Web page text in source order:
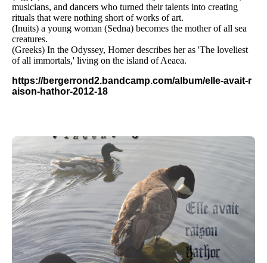
musicians, and dancers who turned their talents into creating
rituals that were nothing short of works of art.
(Inuits) a young woman (Sedna) becomes the mother of all sea
creatures.
(Greeks) In the Odyssey, Homer describes her as 'The loveliest
of all immortals,' living on the island of Aeaea.
https://bergerrond2.bandcamp.com/album/elle-avait-r
aison-hathor-2012-18